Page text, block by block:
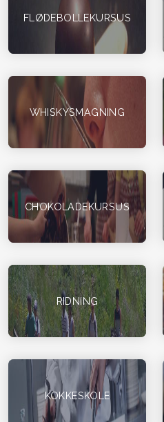
FLØDEBOLLEKURSUS
WHISKYSMAGNING
CHOKOLADEKURSUS
RIDNING
KOKKESKOLE